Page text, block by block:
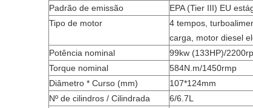
Padrão de emissão
EPA (Tier III) EU
Tipo de motor
4 tempos,
carga, motor diesel
Potência nominal
99kw (133HP)/
Torque nominal
584N.m/1450rmp
Diâmetro * Curso (mm)
107*124mm
Nº de cilindros / Cilindrada
6/6.7L